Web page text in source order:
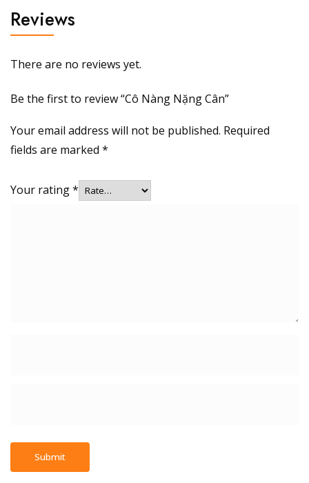
Reviews
There are no reviews yet.
Be the first to review “Cô Nàng Nặng Cân”
Your email address will not be published. Required
fields are marked *
Your rating*